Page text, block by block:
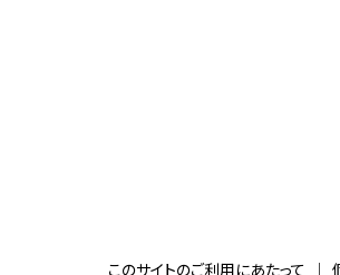
このサイトのご利用にあたって